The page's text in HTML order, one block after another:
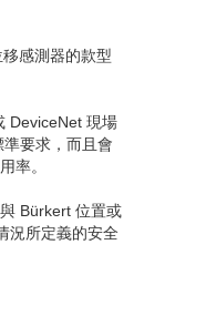
感測器的款型
DeviceNet 現場
準要求，而且會
率。
Bürkert 位置或
況所定義的安全